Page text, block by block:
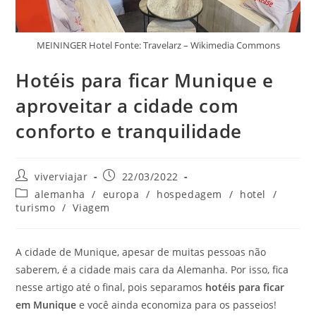
MEININGER Hotel Fonte: Travelarz – Wikimedia Commons
Hotéis para ficar Munique e
aproveitar a cidade com
conforto e tranquilidade
Autor
do
post:
viverviajar
Post
publicado:
22/03/2022
Categoria
do
alemanha / europa / hospedagem / hotel
/
turismo / Viagem
A cidade de Munique, apesar de muitas pessoas não
saberem, é a cidade mais cara da Alemanha. Por isso, fica
nesse artigo até o final, pois separamos hotéis para ficar
em Munique e você ainda economiza para os passeios!